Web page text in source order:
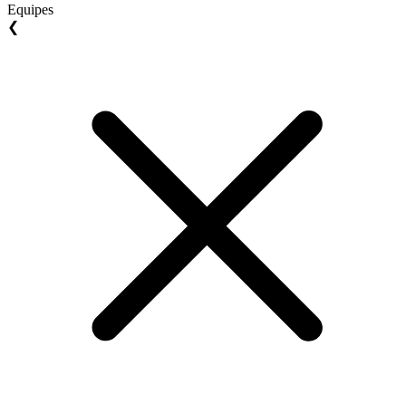
Equipes
❮